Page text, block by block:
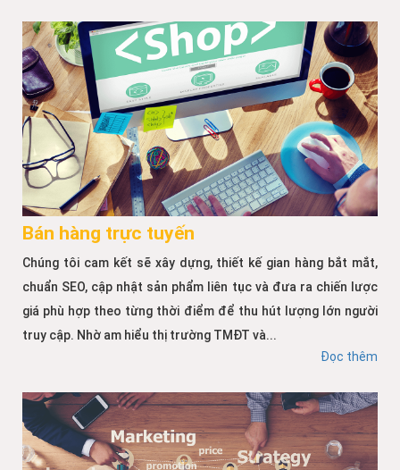
Bán hàng trực tuyến
Chúng tôi cam kết sẽ xây dựng, thiết kế gian hàng bắt mắt,
chuẩn SEO, cập nhật sản phẩm liên tục và đưa ra chiến lược
giá phù hợp theo từng thời điểm để thu hút lượng lớn người
truy cập. Nhờ am hiểu thị trường TMĐT và...
Đọc thêm